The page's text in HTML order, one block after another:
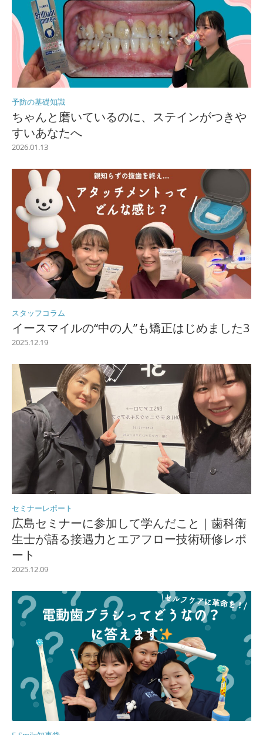
予防の基礎知識
ちゃんと磨いているのに、ステインがつきや
すいあなたへ
2026.01.13
スタッフコラム
イースマイルの“中の人”も矯正はじめました3
2025.12.19
セミナーレポート
広島セミナーに参加して学んだこと｜歯科衛
生士が語る接遇力とエアフロー技術研修レポ
ート
2025.12.09